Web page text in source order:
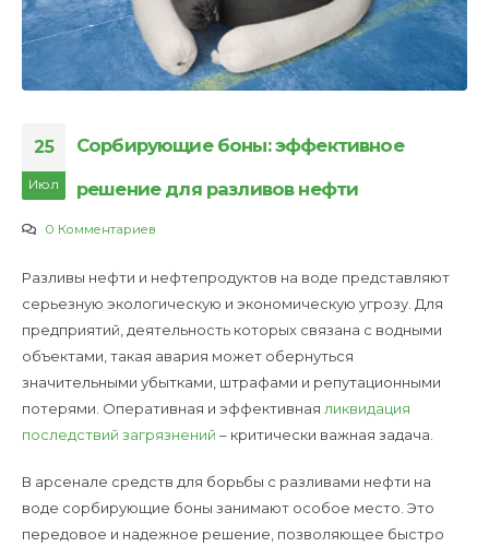
25
Июл
Сорбирующие боны: эффективное
решение для разливов нефти
0 Комментариев
Разливы нефти и нефтепродуктов на воде представляют
серьезную экологическую и экономическую угрозу. Для
предприятий, деятельность которых связана с водными
объектами, такая авария может обернуться
значительными убытками, штрафами и репутационными
потерями. Оперативная и эффективная ликвидация
последствий загрязнений – критически важная задача.
В арсенале средств для борьбы с разливами нефти на
воде сорбирующие боны занимают особое место. Это
передовое и надежное решение, позволяющее быстро